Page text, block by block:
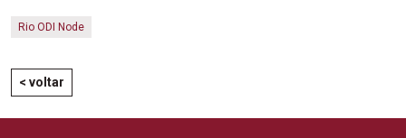
Rio ODI Node
< voltar